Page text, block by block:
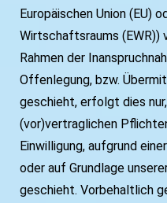
Europäischen Union (EU)
Wirtschaftsraums (EWR))
Rahmen der
Offenlegung, bzw.
geschieht, erfolgt dies
(vor)vertraglichen
Einwilligung, aufgrund
oder auf Grundlage
geschieht. Vorbehaltlich